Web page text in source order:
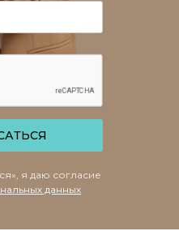
я даю согласие
данных